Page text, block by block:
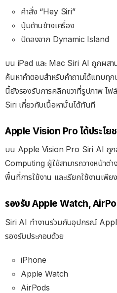
คำสั่ง “Hey Siri”
ปุ่มด้านข้างเครื่อง
ปัดลงจาก Dynamic Island
บน iPad และ Mac Siri AI ถูกผสา
ค้นหาคำตอบสำหรับคำถามได้แทบทุก
นี้ยังรองรับการคลิกขวาที่รูปภาพ ไ
Siri เกี่ยวกับเนื้อหานั้นได้ทันที
Apple Vision Pro ได้ประโย
บน Apple Vision Pro Siri AI ถูก
Computing ผู้ใช้สามารถวางหน้าต่
พื้นที่การใช้งาน และเรียกใช้งานเพี
รองรับ Apple Watch,
Siri AI ทำงานร่วมกับอุปกรณ์
รองรับประกอบด้วย
iPhone
Apple Watch
AirPods